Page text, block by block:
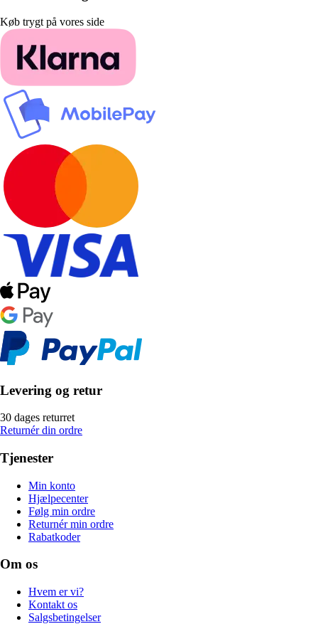
Køb trygt på vores side
Levering og retur
30 dages returret
Returnér din ordre
Tjenester
Min konto
Hjælpecenter
Følg min ordre
Returnér min ordre
Rabatkoder
Om os
Hvem er vi?
Kontakt os
Salgsbetingelser